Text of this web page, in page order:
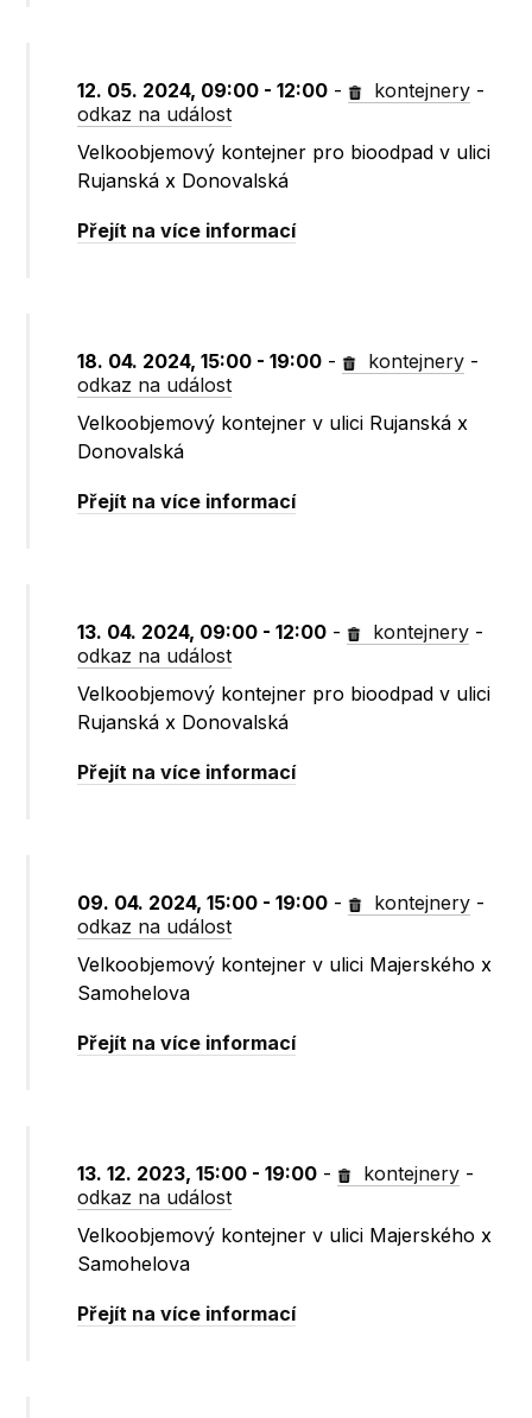
12. 05. 2024, 09:00 - 12:00 - kontejnery -
odkaz na událost
Velkoobjemový kontejner pro bioodpad v ulici
Rujanská x Donovalská
Přejít na více informací
18. 04. 2024, 15:00 - 19:00 - kontejnery -
odkaz na událost
Velkoobjemový kontejner v ulici Rujanská x
Donovalská
Přejít na více informací
13. 04. 2024, 09:00 - 12:00 - kontejnery -
odkaz na událost
Velkoobjemový kontejner pro bioodpad v ulici
Rujanská x Donovalská
Přejít na více informací
09. 04. 2024, 15:00 - 19:00 - kontejnery -
odkaz na událost
Velkoobjemový kontejner v ulici Majerského x
Samohelova
Přejít na více informací
13. 12. 2023, 15:00 - 19:00 - kontejnery -
odkaz na událost
Velkoobjemový kontejner v ulici Majerského x
Samohelova
Přejít na více informací